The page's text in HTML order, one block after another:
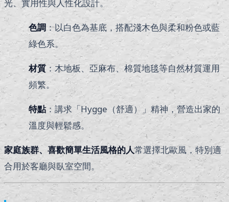
光、實用性與人性化設計。
色調 ：以白色為基底，搭配淺木色與柔和粉色或藍
綠色系。
材質 ：木地板、亞麻布、棉質地毯等自然材質運用
頻繁。
特點：講求「Hygge（舒適）」精神，營造出家的
溫度與輕鬆感。
家庭族群、喜歡簡單生活風格的人常選擇北歐風，特別適
合用於客廳與臥室空間。